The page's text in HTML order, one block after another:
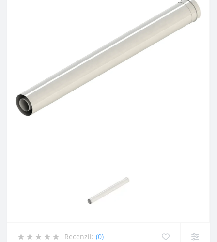
Recenzii: (0)